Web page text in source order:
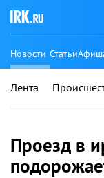
Новости Статьи
Лента
Проезд в